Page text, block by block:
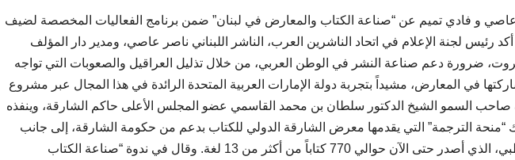
و فادي تميم عن “صناعة الكتاب والمعارض في لبنان” ضمن برنامج الفعاليات المخصصة لضيف
رئيس لجنة الإعلام في اتحاد الناشرين العرب، الناشر اللبناني ناصر عاصي، ومدير دار المؤلف
ضرورة دعم صناعة النشر في الوطن العربي، من خلال تذليل العراقيل والصعوبات التي تواجه
في المعارض، مشيداً بتجربة دولة الإمارات العربية المتحدة الرائدة في هذا المجال عبر مشروع
صاحب السمو الشيخ الدكتور سلطان بن محمد القاسمي عضو المجلس الأعلى حاكم الشارقة، وينفذه
“منحة الترجمة” التي يقدمها معرض الشارقة الدولي للكتاب بدعم من حكومة الشارقة، إلى جانب
مشروع كلمة للترجمة في أبوظبي، الذي أصدر حتى الآن حوالي 770 كتاباً من أكثر من 13 لغة. وقال في ندوة “صناعة الكتاب